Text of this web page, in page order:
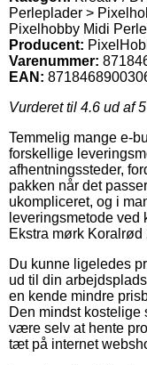
Perleplader >
Pixelhobby Midi
Producent:
Varenummer:
EAN:
Vurderet til 4.6 ud af
Temmelig mange e-
forskellige
afhentningssteder,
pakken når det
ukompliceret, og i
leveringsmetode
Ekstra mørk
Du kunne ligeledes
ud til din
en kende mindre
Den mindst
være selv at hente
tæt på internet